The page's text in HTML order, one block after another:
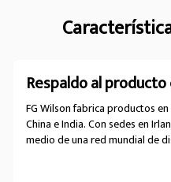
Respaldo al
FG Wilson fabrica productos
China e India. Con sedes en
medio de una red mundial de